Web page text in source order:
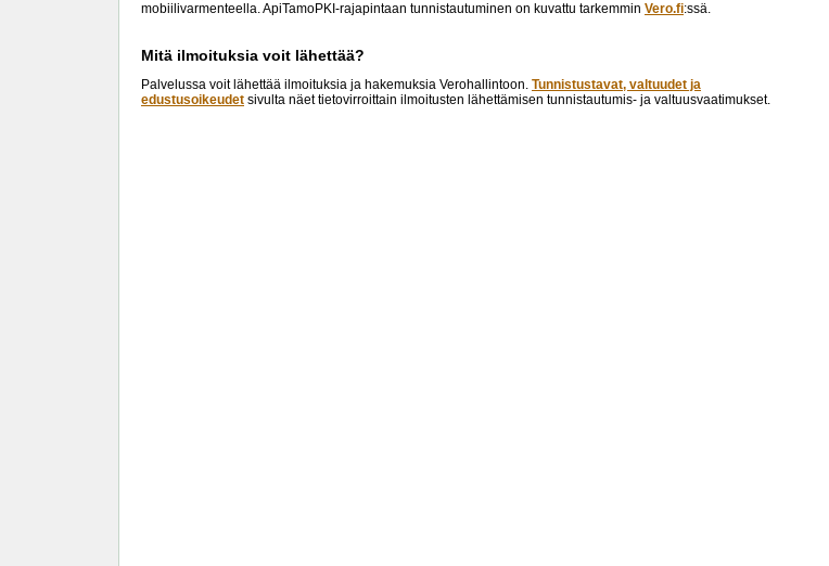
mobiilivarmenteella. ApiTamoPKI-rajapintaan tunnistautuminen on kuvattu tarkemmin Vero.fi:ssä.
Mitä ilmoituksia voit lähettää?
Palvelussa voit lähettää ilmoituksia ja hakemuksia Verohallintoon. Tunnistustavat, valtuudet ja
edustusoikeudet sivulta näet tietovirroittain ilmoitusten lähettämisen tunnistautumis- ja valtuusvaatimukset.